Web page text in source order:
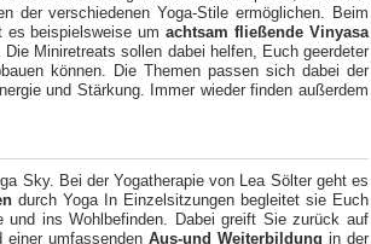
der verschiedenen Yoga-Stile ermöglichen. Beim
es beispielsweise umachtsam fließende Vinyasa
Miniretreats sollen dabei helfen, Euch geerdeter
können. Die Themen passen sich dabei der
und Stärkung. Immer wieder finden außerdem
Sky. Bei der Yogatherapie von Lea Sölter geht es
durch Yoga In Einzelsitzungen begleitet sie Euch
ins Wohlbefinden. Dabei greift Sie zurück auf
einer umfassenden Aus-und Weiterbildung in der